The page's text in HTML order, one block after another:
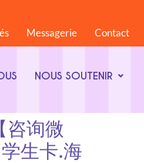
Messagerie Contact
NOUS SOUTENIR
咨询微
生卡.海